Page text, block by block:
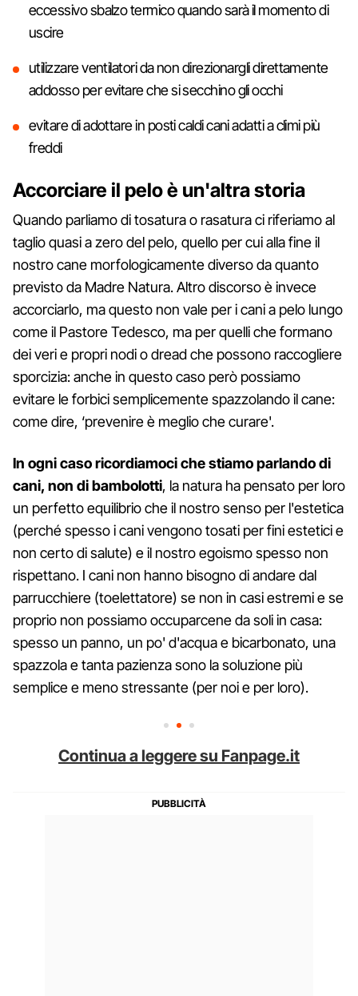
eccessivo sbalzo termico quando sarà il momento di
uscire
utilizzare ventilatori da non direzionargli direttamente
addosso per evitare che si secchino gli occhi
evitare di adottare in posti caldi cani adatti a climi più
freddi
Accorciare il pelo è un'altra storia
Quando parliamo di tosatura o rasatura ci riferiamo al
taglio quasi a zero del pelo, quello per cui alla fine il
nostro cane morfologicamente diverso da quanto
previsto da Madre Natura. Altro discorso è invece
accorciarlo, ma questo non vale per i cani a pelo lungo
come il Pastore Tedesco, ma per quelli che formano
dei veri e propri nodi o dread che possono raccogliere
sporcizia: anche in questo caso però possiamo
evitare le forbici semplicemente spazzolando il cane:
come dire, ‘prevenire è meglio che curare'.
In ogni caso ricordiamoci che stiamo parlando di
cani, non di bambolotti, la natura ha pensato per loro
un perfetto equilibrio che il nostro senso per l'estetica
(perché spesso i cani vengono tosati per fini estetici e
non certo di salute) e il nostro egoismo spesso non
rispettano. I cani non hanno bisogno di andare dal
parrucchiere (toelettatore) se non in casi estremi e se
proprio non possiamo occuparcene da soli in casa:
spesso un panno, un po' d'acqua e bicarbonato, una
spazzola e tanta pazienza sono la soluzione più
semplice e meno stressante (per noi e per loro).
Continua a leggere su Fanpage.it